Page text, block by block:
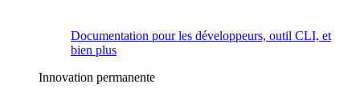
Documentation pour les développeurs, outil CLI, et
bien plus
Innovation permanente